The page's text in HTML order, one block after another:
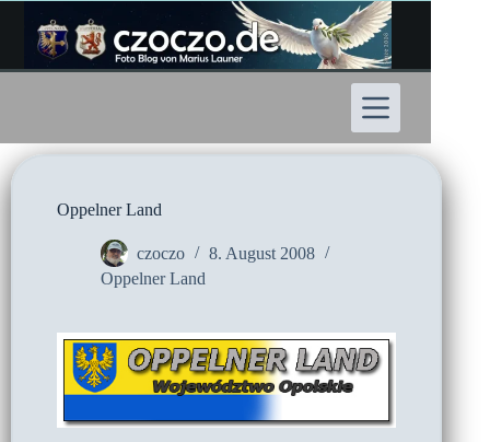
Inhalt
springen
Oppelner Land
czoczo
8. August 2008
Oppelner Land